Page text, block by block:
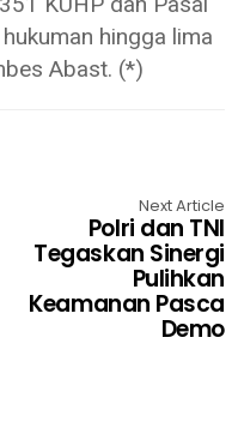
hingga lima
Abast. (*)
Next Article
Polri dan TNI
Tegaskan Sinergi
Pulihkan
Keamanan Pasca
Demo